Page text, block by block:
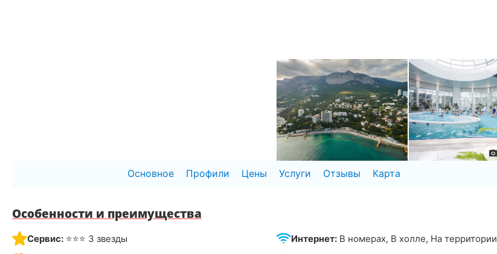
Основное Профили Цены Услуги Отзывы Карта
Особенности и преимущества
Сервис: ⭐⭐⭐ 3 звезды
Интернет: В номерах, В холле, На территории